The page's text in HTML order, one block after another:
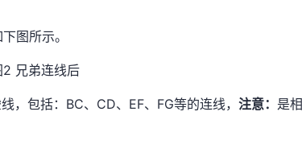
图所示。
2 兄弟连线后
，包括：BC、CD、EF、FG等的连线，注意： 是相